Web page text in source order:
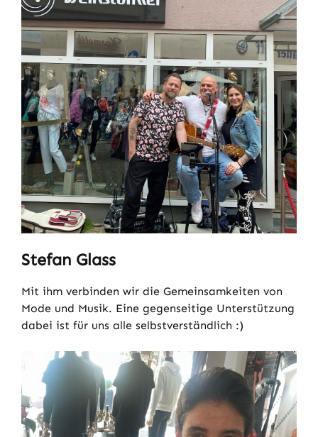
Stefan Glass
Mit ihm verbinden wir die Gemeinsamkeiten von
Mode und Musik. Eine gegenseitige Unterstützung
dabei ist für uns alle selbstverständlich :)